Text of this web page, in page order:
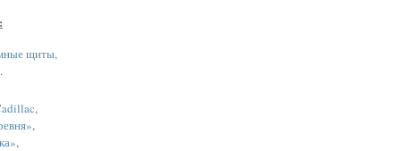
щиты,
.
,
,
,